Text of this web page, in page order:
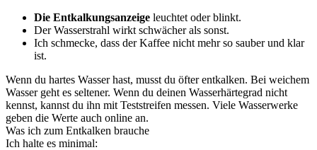
Die Entkalkungsanzeige leuchtet oder blinkt.
Der Wasserstrahl wirkt schwächer als sonst.
Ich schmecke, dass der Kaffee nicht mehr so sauber und klar
ist.
Wenn du hartes Wasser hast, musst du öfter entkalken. Bei weichem
Wasser geht es seltener. Wenn du deinen Wasserhärtegrad nicht
kennst, kannst du ihn mit Teststreifen messen. Viele Wasserwerke
geben die Werte auch online an.
Was ich zum Entkalken brauche
Ich halte es minimal: